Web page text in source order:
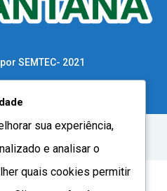
SEMTEC- 2021
sua experiência,
e analisar o
quais cookies permitir